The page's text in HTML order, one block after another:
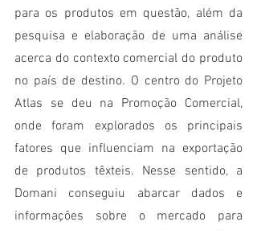
para os produtos em questão, além da
pesquisa e elaboração de uma análise
acerca do contexto comercial do produto
no país de destino. O centro do Projeto
Atlas se deu na Promoção Comercial,
onde foram explorados os principais
fatores que influenciam na exportação
de produtos têxteis. Nesse sentido, a
Domani conseguiu abarcar dados e
informações sobre o mercado para